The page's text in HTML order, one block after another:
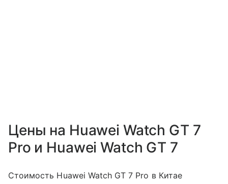
Цены на Huawei Watch GT 7
Pro и Huawei Watch GT 7
Стоимость Huawei Watch GT 7 Pro в Китае